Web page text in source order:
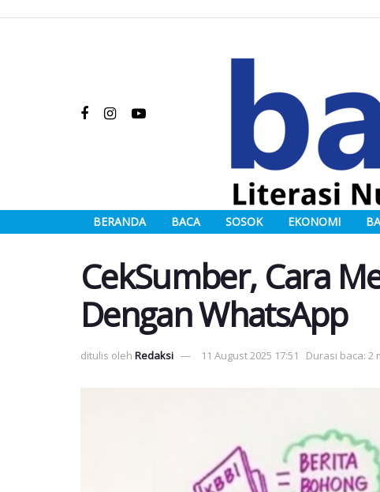
BERANDA BACA SOSOK EKONOMI
CekSumber, Cara
Dengan WhatsApp
ditulis oleh Redaksi 11 August 2025 17:51 Durasi baca: 2